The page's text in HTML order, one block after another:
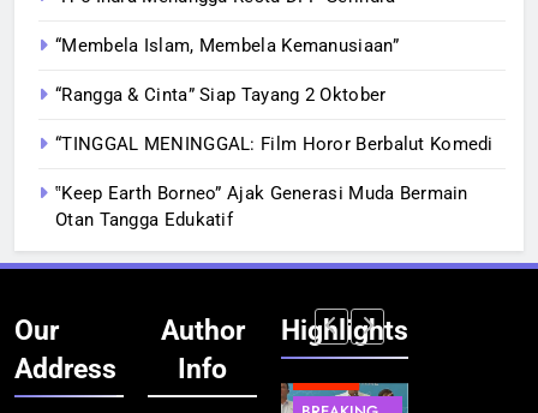
“Membela Islam, Membela Kemanusiaan”
“Rangga & Cinta” Siap Tayang 2 Oktober
“TINGGAL MENINGGAL: Film Horor Berbalut Komedi
‟Keep Earth Borneo” Ajak Generasi Muda Bermain
Otan Tangga Edukatif
Our
Address
Author
Info
Highlights
BERITA
BERITA